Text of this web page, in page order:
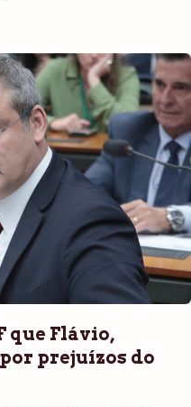
que Flávio,
prejuízos do